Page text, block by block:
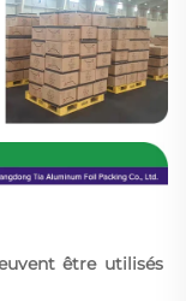
être utilisés